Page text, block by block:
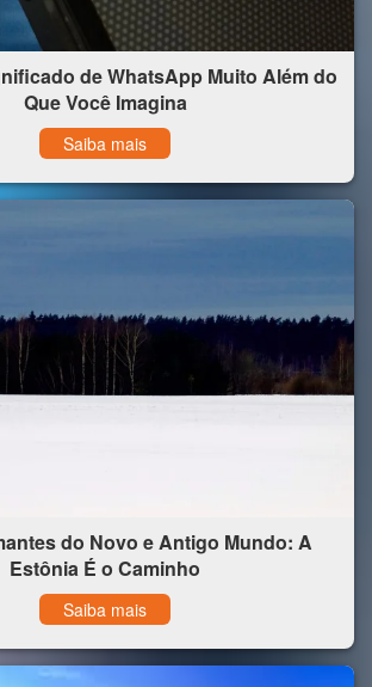
de WhatsApp Muito Além do
Que Você Imagina
Saiba mais
do Novo e Antigo Mundo: A
Estônia É o Caminho
Saiba mais